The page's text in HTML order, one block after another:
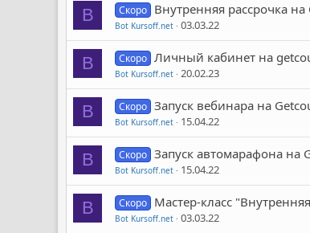
B Скоро Внутренняя рассрочка
Bot Kursoff.net 03.03.22
B Скоро Личный кабинет на
Bot Kursoff.net 20.02.23
B Скоро Запуск вебинара на
Bot Kursoff.net 15.04.22
B Скоро Запуск автомарафона на
Bot Kursoff.net 15.04.22
B Скоро Мастер-класс
Bot Kursoff.net 03.03.22